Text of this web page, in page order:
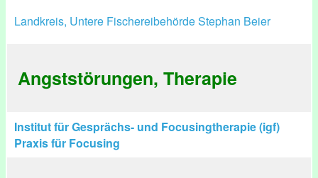
Landkreis, Untere Fischereibehörde Stephan Beier
Angststörungen, Therapie
Institut für Gesprächs- und Focusingtherapie (igf)
Praxis für Focusing